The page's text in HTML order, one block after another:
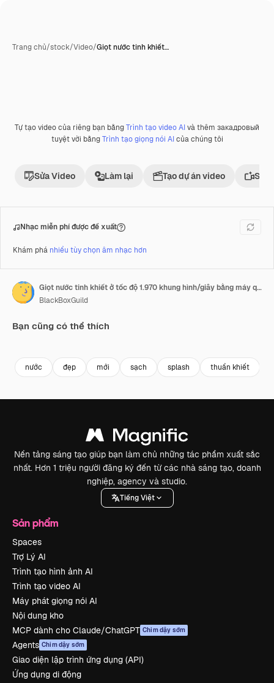
Trang chủ/stock/Video/Giọt nước tinh khiết…
Phần thưởng
Tự tạo video của riêng bạn bằngTrình tạo video AIvà thêm закадровый
tuyệt vời bằngTrình tạo giọng nói AIcủa chúng tôi
Sửa Video Làm lại Tạo dự án video Sử
Nhạc miễn phí được đề xuất
Khám phá nhiều tùy chọn âm nhạc hơn
Giọt nước tinh khiết ở tốc độ 1.970 khung hình/giây bằng máy quay Phantom
BlackBoxGuild
Bạn cũng có thể thích
nước đẹp mới sạch splash thuần khiết
Nền tảng sáng tạo giúp bạn làm chủ những tác phẩm xuất sắc
nhất. Hơn 1 triệu người đăng ký đến từ các nhà sáng tạo, doanh
nghiệp, agency và studio.
Tiếng Việt
Sản phẩm
Spaces
Trợ Lý AI
Trình tạo hình ảnh AI
Trình tạo video AI
Máy phát giọng nói AI
Nội dung kho
MCP dành cho Claude/ChatGPT Chim dậy sớm
Agents Chim dậy sớm
Giao diện lập trình ứng dụng (API)
Ứng dụng di động